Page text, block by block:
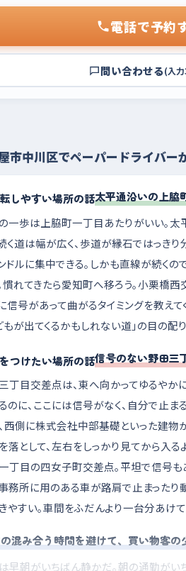
電話で予約
問い合わせる(入
市中川区でペーパードライバー
太平通沿いの上脇
一歩は上脇町一丁目あたりがいい。
く道は幅が広く、歩道が縁石ではっき
ドルに集中できる。しかも直線が続く
慣れてきたら愛知町へ移ろう。小栗橋
信号があって曲がるタイミングを教え
もが出てくるかもしれない道」の目の配
信号のない野田三
丁目交差点は、東へ向かってゆるやか
のに、ここには信号がなく、自分で止
西側に株式会社中部基礎といった建物
落として、左右をしっかり見てから入
丁目の四女子町交差点。平坦で信号も
務所に用のある車が路肩で止まったり
やすい。車間をふだんより一台分あけて
混み合う時間を避けて、買い物客の
早朝がいちばん静かだ。朝の通勤が